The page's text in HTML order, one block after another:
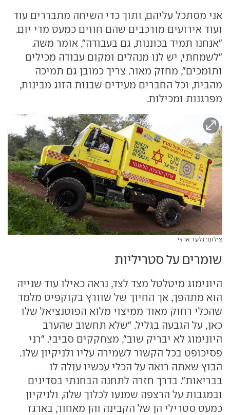
אני מסתכל עליהם, ותוך כדי השיחה מתבררים עוד
ועוד אירועים מורכבים שהם חווים כמעט מדי יום.
"אנחנו תמיד בכוננות, גם בעבודה", אומר משה.
"לשמחתי, יש לנו מנהלים ומקום עבודה מכילים
ותומכים", מחזק מאור. צריך כמובן גם תמיכה
מהבית, וכל החברים מעידים שבנות הזוג מבינות,
מפרגנות ומכילות.
צילום: גלעד ארצי
שומרים על סטריליות
היונימוג מיטלטל מצד לצד, נראה כאילו עוד שנייה
הוא מתהפך, אך החיוך של שוורץ בקוקפיט מלמד
שהכלי רחוק מאוד ממיצוי מלוא הפוטנציאל שלו
כאן, על הגבעה בגליל. "שלא תחשוב שהערב
היונימוג לא יבריק שוב", מצחקקים סביבי. "רני
פסיכופט בכל הקשור לשמירה עליו ולניקיון שלו.
הבוץ שאתה רואה על הכלי עכשיו עולה לו
בבריאות". בדרך חזרה לתחנה הבחנתי בסדינים
ובמגבות על הרצפה שמנעו לכלוך שלה, ולניקיון
כמעט סטרילי הן של הקבינה והן מאחור, בארגז